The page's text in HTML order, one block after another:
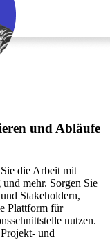
und Abläufe
die Arbeit mit
mehr. Sorgen Sie
Stakeholdern,
Plattform für
nutzen.
und